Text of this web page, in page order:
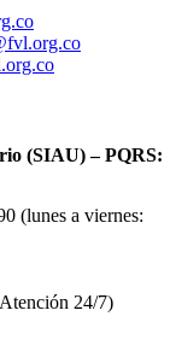
(SIAU) – PQRS:
(lunes a viernes:
24/7)